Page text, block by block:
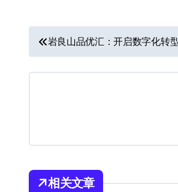
文
章
岩良山品优汇：开启数字化转
相关文章